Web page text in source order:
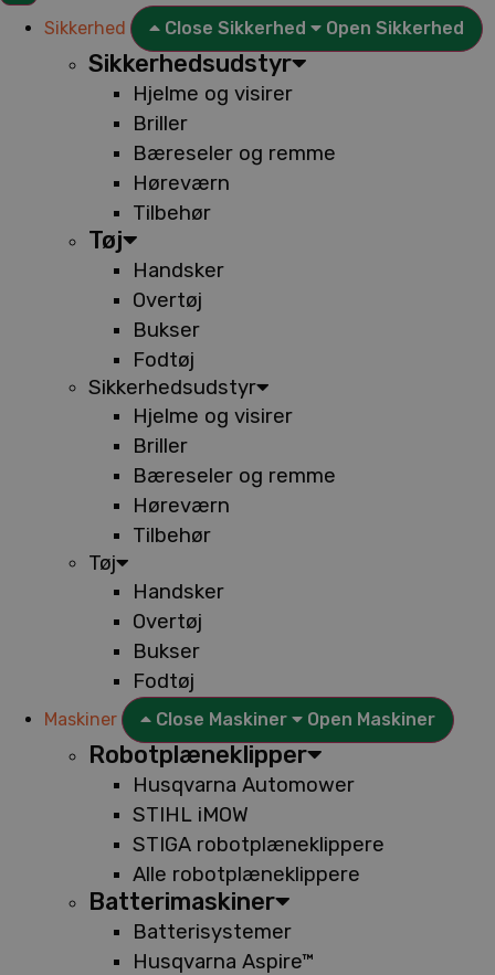
Sikkerhed Close Sikkerhed Open Sikkerhed
Sikkerhedsudstyr
Hjelme og visirer
Briller
Bæreseler og remme
Høreværn
Tilbehør
Tøj
Handsker
Overtøj
Bukser
Fodtøj
Sikkerhedsudstyr
Hjelme og visirer
Briller
Bæreseler og remme
Høreværn
Tilbehør
Tøj
Handsker
Overtøj
Bukser
Fodtøj
Maskiner Close Maskiner Open Maskiner
Robotplæneklipper
Husqvarna Automower
STIHL iMOW
STIGA robotplæneklippere
Alle robotplæneklippere
Batterimaskiner
Batterisystemer
Husqvarna Aspire™